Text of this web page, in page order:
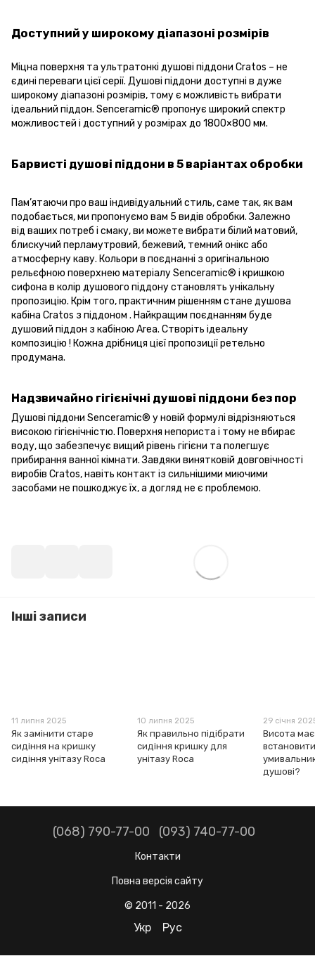
Доступний у широкому діапазоні розмірів
Міцна поверхня та ультратонкі душові піддони Cratos – не
єдині переваги цієї серії. Душові піддони доступні в дуже
широкому діапазоні розмірів, тому є можливість вибрати
ідеальний піддон. Senceramic® пропонує широкий спектр
можливостей і доступний у розмірах до 1800×800 мм.
Барвисті душові піддони в 5 варіантах обробки
Пам’ятаючи про ваш індивідуальний стиль, саме так, як вам
подобається, ми пропонуємо вам 5 видів обробки. Залежно
від ваших потреб і смаку, ви можете вибрати білий матовий,
блискучий перламутровий, бежевий, темний онікс або
атмосферну каву. Кольори в поєднанні з оригінальною
рельєфною поверхнею матеріалу Senceramic® і кришкою
сифона в колір душового піддону становлять унікальну
пропозицію. Крім того, практичним рішенням стане душова
кабіна Cratos з піддоном . Найкращим поєднанням буде
душовий піддон з кабіною Area. Створіть ідеальну
композицію ! Кожна дрібниця цієї пропозиції ретельно
продумана.
Надзвичайно гігієнічні душові піддони без пор
Душові піддони Senceramic® у новій формулі відрізняються
високою гігієнічністю. Поверхня непориста і тому не вбирає
воду, що забезпечує вищий рівень гігієни та полегшує
прибирання ванної кімнати. Завдяки винятковій довговічності
виробів Cratos, навіть контакт із сильнішими миючими
засобами не пошкоджує їх, а догляд не є проблемою.
Інші записи
11 липня 2025
Як замінити старе
сидіння на кришку
сидіння унітазу Roca
10 липня 2025
Як правильно підібрати
сидіння кришку для
унітазу Roca
29 січня
Висота
душові?
(068) 790-77-00 (093) 740-77-00
Контакти
Повна версія сайту
© 2011 - 2026
Укр Рус